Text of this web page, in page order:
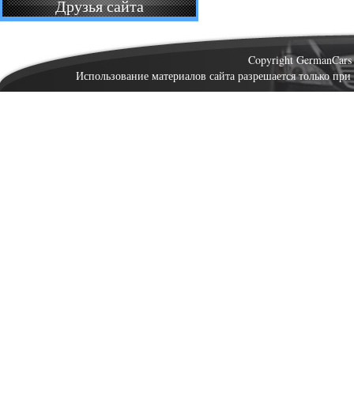
Друзья сайта
Copyright
Использование материалов сайта разрешается только